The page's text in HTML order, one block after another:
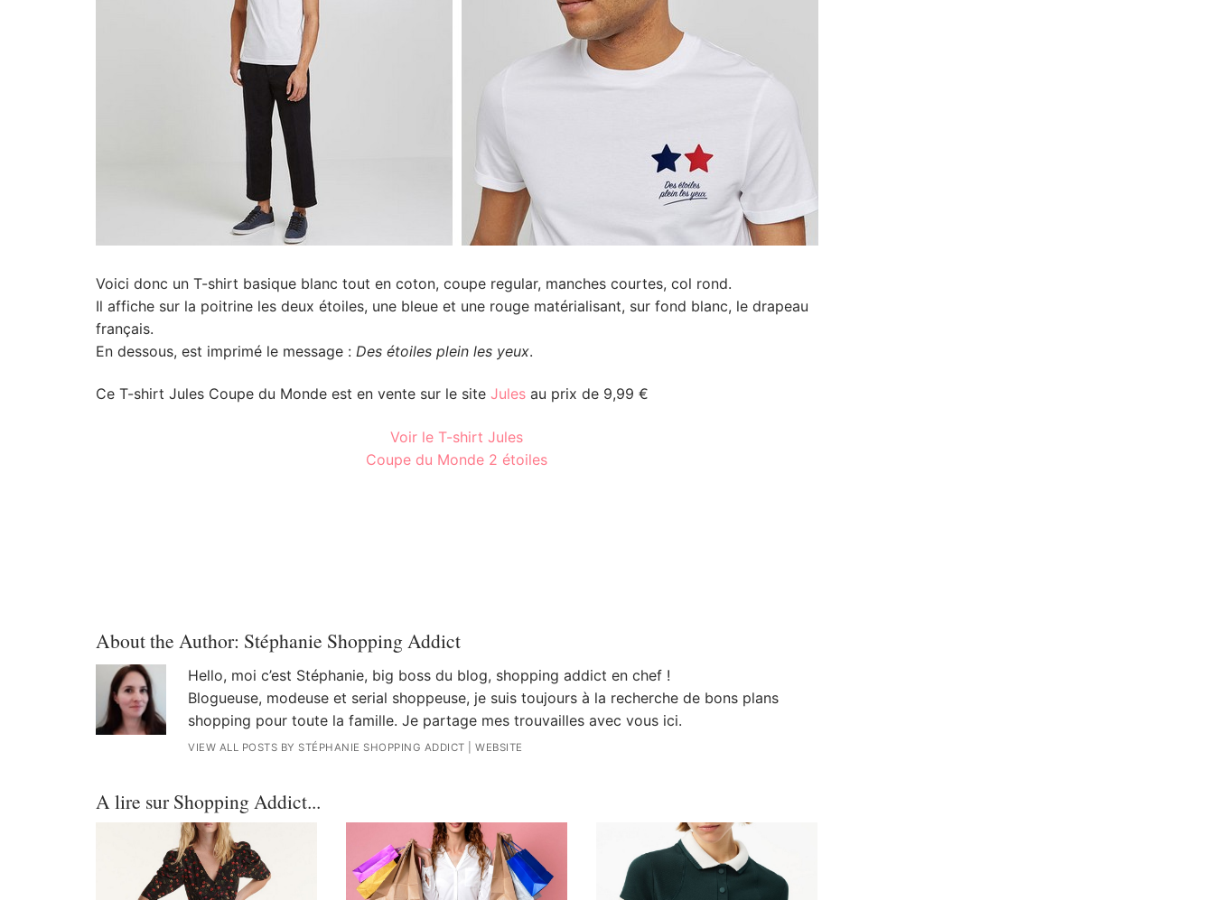
Voici donc un T-shirt basique blanc tout en coton, coupe regular, manches courtes, col rond.
Il affiche sur la poitrine les deux étoiles, une bleue et une rouge matérialisant, sur fond blanc, le drapeau
français.
En dessous, est imprimé le message : Des étoiles plein les yeux.
Ce T-shirt Jules Coupe du Monde est en vente sur le site Julesau prix de 9,99 €
Voir le T-shirt Jules
Coupe du Monde 2 étoiles
About the Author: Stéphanie Shopping Addict
Hello, moi c’est Stéphanie, big boss du blog, shopping addict en chef !
Blogueuse, modeuse et serial shoppeuse, je suis toujours à la recherche de bons plans
shopping pour toute la famille. Je partage mes trouvailles avec vous ici.
VIEW ALL POSTS BY STÉPHANIE SHOPPING ADDICT |WEBSITE
A lire sur Shopping Addict...